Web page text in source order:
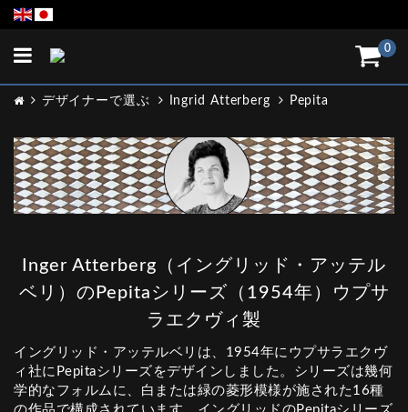
0
Toggle
デザイナーで選ぶ Ingrid Atterberg Pepita
Inger Atterberg（イングリッド・アッテル
ベリ）のPepitaシリーズ（1954年）ウプサ
ラエクヴィ製
イングリッド・アッテルベリは、1954年にウプサラエクヴ
ィ社にPepitaシリーズをデザインしました。シリーズは幾何
学的なフォルムに、白または緑の菱形模様が施された16種